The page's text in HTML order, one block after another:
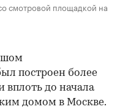
смотровой площадкой на
построен более
вплоть до начала
домом в Москве.